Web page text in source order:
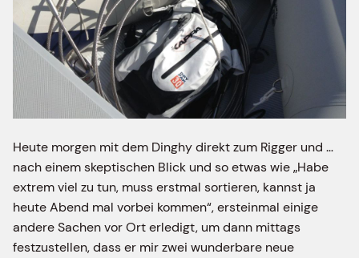
Heute morgen mit dem Dinghy direkt zum Rigger und …
nach einem skeptischen Blick und so etwas wie „Habe
extrem viel zu tun, muss erstmal sortieren, kannst ja
heute Abend mal vorbei kommen“, ersteinmal einige
andere Sachen vor Ort erledigt, um dann mittags
festzustellen, dass er mir zwei wunderbare neue